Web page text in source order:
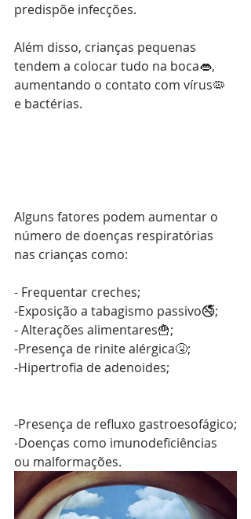
predispõe infecções.
Além disso, crianças pequenas
tendem a colocar tudo na boca👄,
aumentando o contato com vírus🦠
e bactérias.
Alguns fatores podem aumentar o
número de doenças respiratórias
nas crianças como:
- Frequentar creches;
-Exposição a tabagismo passivo🚭;
- Alterações alimentares🍟;
-Presença de rinite alérgica🤧;
-Hipertrofia de adenoides;
-Presença de refluxo gastroesofágico;
-Doenças como imunodeficiências
ou malformações.